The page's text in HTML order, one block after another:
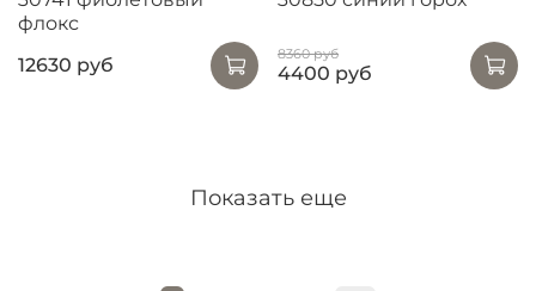
флокс
12630 руб
8360 руб
4400 руб
Показать еще